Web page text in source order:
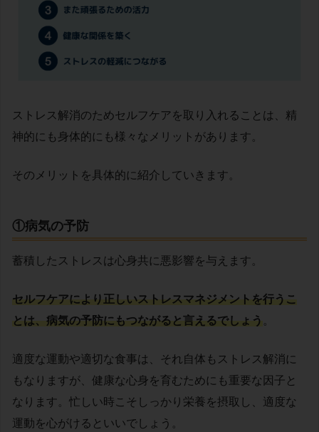
ストレス解消のためセルフケアを取り入れることは、精
神的にも身体的にも様々なメリットがあります。
そのメリットを具体的に紹介していきます。
①病気の予防
蓄積したストレスは心身共に悪影響を与えます。
セルフケアにより正しいストレスマネジメントを行うこ
とは、病気の予防にもつながると言えるでしょう 。
適度な運動や適切な食事は、それ自体もストレス解消に
もなりますが、健康な心身を育むためにも重要な因子と
なります。忙しい時こそしっかり栄養を摂取し、適度な
運動を心がけるといいでしょう。